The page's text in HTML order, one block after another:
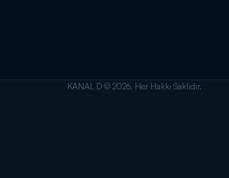
KANAL D © 2026. Her Hakkı Saklıdır.